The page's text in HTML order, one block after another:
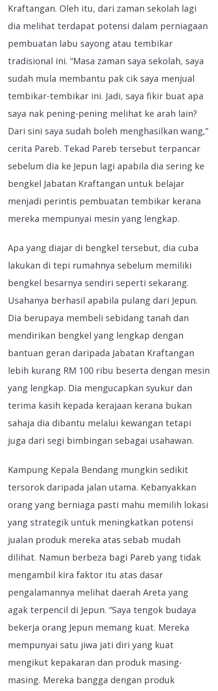
Kraftangan. Oleh itu, dari zaman sekolah lagi
dia melihat terdapat potensi dalam perniagaan
pembuatan labu sayong atau tembikar
tradisional ini. “Masa zaman saya sekolah, saya
sudah mula membantu pak cik saya menjual
tembikar-tembikar ini. Jadi, saya fikir buat apa
saya nak pening-pening melihat ke arah lain?
Dari sini saya sudah boleh menghasilkan wang,”
cerita Pareb. Tekad Pareb tersebut terpancar
sebelum dia ke Jepun lagi apabila dia sering ke
bengkel Jabatan Kraftangan untuk belajar
menjadi perintis pembuatan tembikar kerana
mereka mempunyai mesin yang lengkap.
Apa yang diajar di bengkel tersebut, dia cuba
lakukan di tepi rumahnya sebelum memiliki
bengkel besarnya sendiri seperti sekarang.
Usahanya berhasil apabila pulang dari Jepun.
Dia berupaya membeli sebidang tanah dan
mendirikan bengkel yang lengkap dengan
bantuan geran daripada Jabatan Kraftangan
lebih kurang RM 100 ribu beserta dengan mesin
yang lengkap. Dia mengucapkan syukur dan
terima kasih kepada kerajaan kerana bukan
sahaja dia dibantu melalui kewangan tetapi
juga dari segi bimbingan sebagai usahawan.
Kampung Kepala Bendang mungkin sedikit
tersorok daripada jalan utama. Kebanyakkan
orang yang berniaga pasti mahu memilih lokasi
yang strategik untuk meningkatkan potensi
jualan produk mereka atas sebab mudah
dilihat. Namun berbeza bagi Pareb yang tidak
mengambil kira faktor itu atas dasar
pengalamannya melihat daerah Areta yang
agak terpencil di Jepun. “Saya tengok budaya
bekerja orang Jepun memang kuat. Mereka
mempunyai satu jiwa jati diri yang kuat
mengikut kepakaran dan produk masing-
masing. Mereka bangga dengan produk